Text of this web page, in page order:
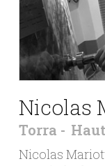
Nicolas
Torra
Nicolas